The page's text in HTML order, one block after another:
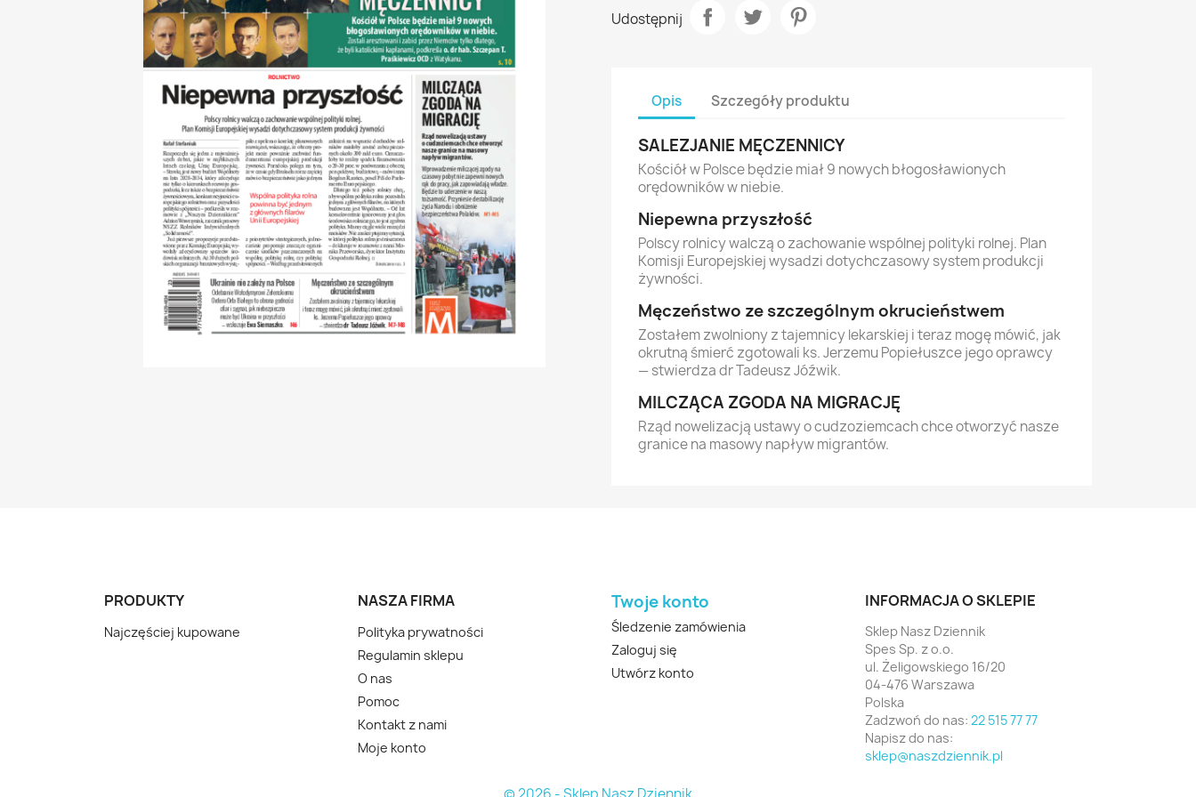
Udostępnij
Opis Szczegóły produktu
SALEZJANIE MĘCZENNICY
Kościół w Polsce będzie miał 9 nowych błogosławionych
orędowników w niebie.
Niepewna przyszłość
Polscy rolnicy walczą o zachowanie wspólnej polityki rolnej. Plan
Komisji Europejskiej wysadzi dotychczasowy system produkcji
żywności.
Męczeństwo ze szczególnym okrucieństwem
Zostałem zwolniony z tajemnicy lekarskiej i teraz mogę mówić, jak
okrutną śmierć zgotowali ks. Jerzemu Popiełuszce jego oprawcy
— stwierdza dr Tadeusz Jóźwik.
MILCZĄCA ZGODA NA MIGRACJĘ
Rząd nowelizacją ustawy o cudzoziemcach chce otworzyć nasze
granice na masowy napływ migrantów.
PRODUKTY
Najczęściej kupowane
NASZA FIRMA
Polityka prywatności
Regulamin sklepu
O nas
Pomoc
Kontakt z nami
Moje konto
Twoje konto
Śledzenie zamówienia
Zaloguj się
Utwórz konto
INFORMACJA O SKLEPIE
Sklep Nasz Dziennik
Spes Sp. z o.o.
ul. Żeligowskiego 16/20
04-476 Warszawa
Polska
Zadzwoń do nas: 22 515 77 77
Napisz do nas:
sklep@naszdziennik.pl